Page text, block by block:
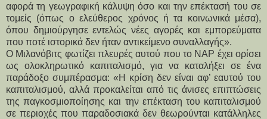
αφορά τη γεωγραφική κάλυψη όσο και την επέκτασή του σε
τομείς (όπως ο ελεύθερος χρόνος ή τα κοινωνικά μέσα),
όπου δημιούργησε εντελώς νέες αγορές και εμπορεύματα
που ποτέ ιστορικά δεν ήταν αντικείμενο συναλλαγής».
Ο Μιλανόβιτς φωτίζει πλευρές αυτού που το ΝΑΡ έχει ορίσει
ως ολοκληρωτικό καπιταλισμό, για να καταλήξει σε ένα
παράδοξο συμπέρασμα: «Η κρίση δεν είναι αφ’ εαυτού του
καπιταλισμού, αλλά προκαλείται από τις άνισες επιπτώσεις
της παγκοσμιοποίησης και την επέκταση του καπιταλισμού
σε περιοχές που παραδοσιακά δεν θεωρούνται κατάλληλες